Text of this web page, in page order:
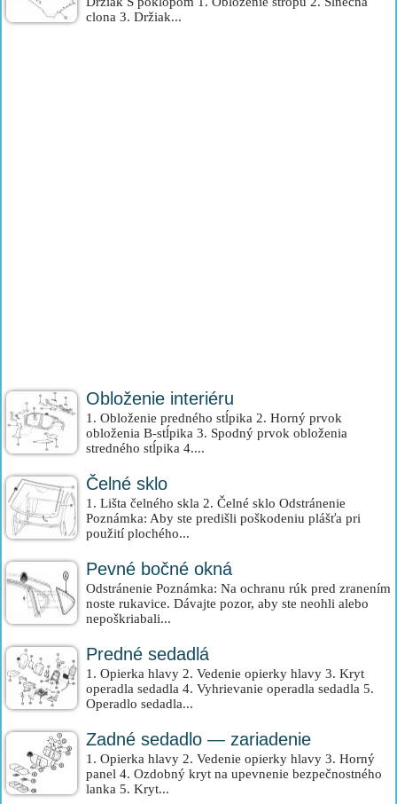
clona 3. Držiak...
Obloženie interiéru
1. Obloženie predného stĺpika 2. Horný prvok
obloženia B-stĺpika 3. Spodný prvok obloženia
stredného stĺpika 4....
Čelné sklo
1. Lišta čelného skla 2. Čelné sklo Odstránenie
Poznámka: Aby ste predišli poškodeniu plášťa pri
použití plochého...
Pevné bočné okná
Odstránenie Poznámka: Na ochranu rúk pred zranením
noste rukavice. Dávajte pozor, aby ste neohli alebo
nepoškriabali...
Predné sedadlá
1. Opierka hlavy 2. Vedenie opierky hlavy 3. Kryt
operadla sedadla 4. Vyhrievanie operadla sedadla 5.
Operadlo sedadla...
Zadné sedadlo — zariadenie
1. Opierka hlavy 2. Vedenie opierky hlavy 3. Horný
panel 4. Ozdobný kryt na upevnenie bezpečnostného
lanka 5. Kryt...